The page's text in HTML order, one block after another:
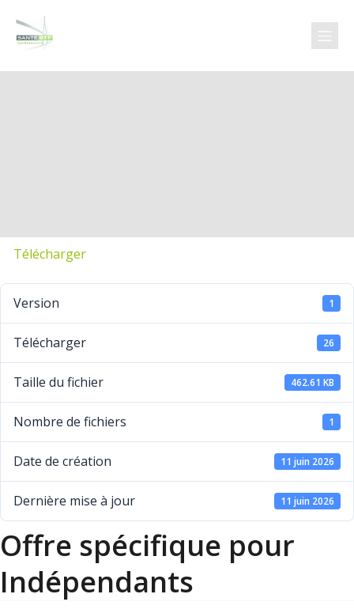
Télécharger
Version 1
Télécharger 26
Taille du fichier 462.61 KB
Nombre de fichiers 1
Date de création 11 juin 2026
Dernière mise à jour 11 juin 2026
Offre spécifique pour
Indépendants